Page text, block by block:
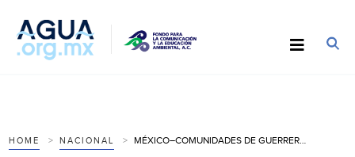
HOME NACIONAL